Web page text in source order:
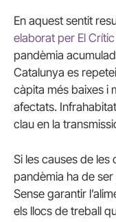
En aquest sentit
elaborat per El
pandèmia
Catalunya es
càpita més baixes i
afectats.
clau en la
Si les causes de les
pandèmia ha de
Sense garantir
els llocs de treball